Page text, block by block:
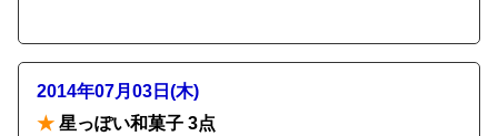
2014年07月03日(木)
★ 星っぽい和菓子 3点